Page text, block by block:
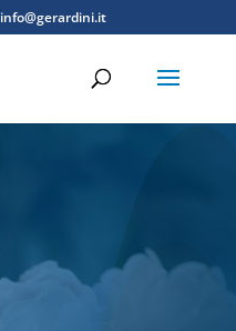
info@gerardini.it